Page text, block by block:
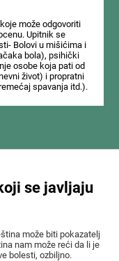
može odgovoriti
Upitnik se
Bolovi u mišićima i
bola), psihički
osobe koja pati od
život) i propratni
spavanja itd.).
se javljaju
može biti pokazatelj
nam može reći da li je
bolesti, ozbiljno.